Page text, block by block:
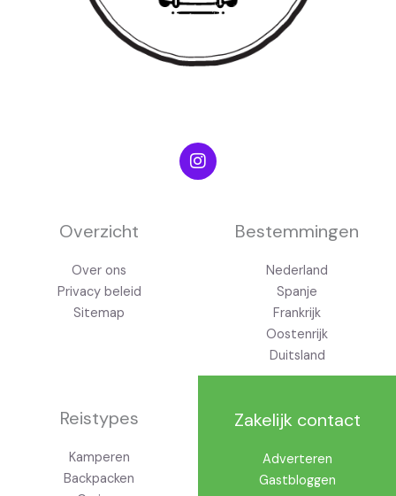
I
n
s
Overzicht
Over ons
Privacy beleid
Sitemap
Bestemmingen
Nederland
Spanje
Frankrijk
Oostenrijk
Duitsland
Reistypes
Kamperen
Backpacken
Zakelijk contact
Adverteren
Gastbloggen